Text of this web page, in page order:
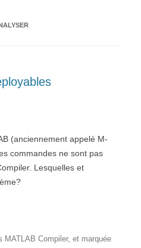
(anciennement appelé M-
commandes ne sont pas
Lesquelles et
MATLAB Compiler, et marquée